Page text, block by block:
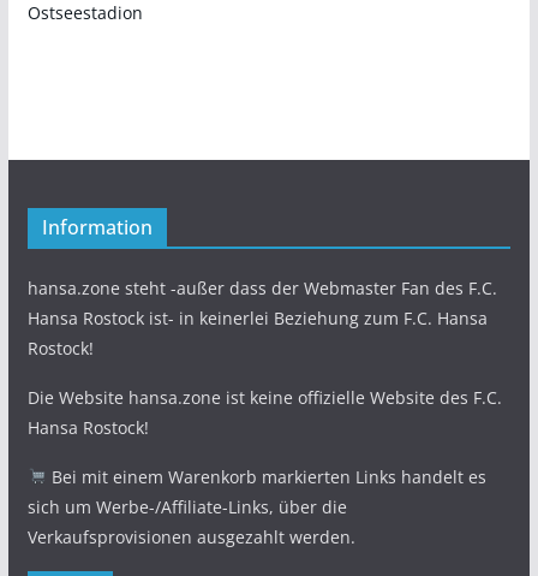
Ostseestadion
Information
hansa.zone steht -außer dass der Webmaster Fan des F.C.
Hansa Rostock ist- in keinerlei Beziehung zum F.C. Hansa
Rostock!
Die Website hansa.zone ist keine offizielle Website des F.C.
Hansa Rostock!
Bei mit einem Warenkorb markierten Links handelt es
sich um Werbe-/Affiliate-Links, über die
Verkaufsprovisionen ausgezahlt werden.